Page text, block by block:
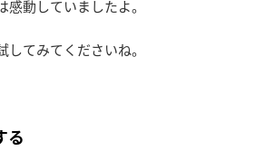
動していましたよ。
てみてくださいね。
る